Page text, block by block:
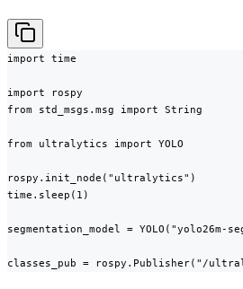
import time
import rospy
from std_msgs.msg import String
from ultralytics import YOLO
rospy.init_node("ultralytics")
time.sleep(1)
segmentation_model = YOLO("yolo26m-
classes_pub = rospy.Publisher("/